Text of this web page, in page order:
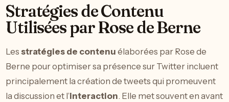
Stratégies de Contenu
Utilisées par Rose de Berne
Les stratégies de contenu élaborées par Rose de
Berne pour optimiser sa présence sur Twitter incluent
principalement la création de tweets qui promeuvent
la discussion et l’interaction. Elle met souvent en avant